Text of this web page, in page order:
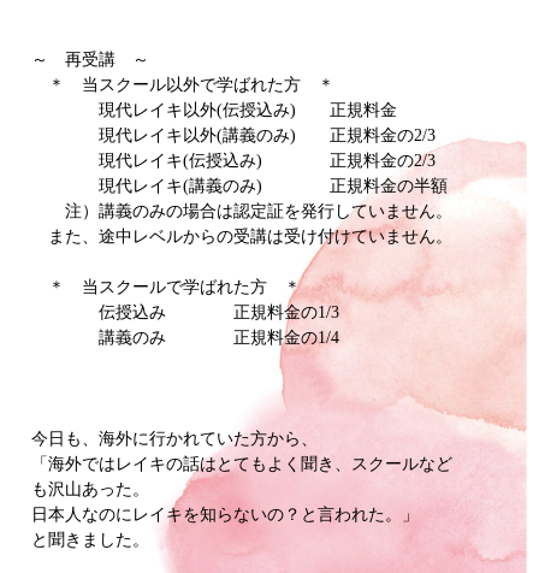
～ 再受講 ～
＊ 当スクール以外で学ばれた方 ＊
現代レイキ以外(伝授込み) 正規料金
現代レイキ以外(講義のみ) 正規料金の2/3
現代レイキ(伝授込み) 正規料金の2/3
現代レイキ(講義のみ) 正規料金の半額
注）講義のみの場合は認定証を発行していません。
また、途中レベルからの受講は受け付けていません。
＊ 当スクールで学ばれた方 ＊
伝授込み 正規料金の1/3
講義のみ 正規料金の1/4
今日も、海外に行かれていた方から、
「海外ではレイキの話はとてもよく聞き、スクールなど
も沢山あった。
日本人なのにレイキを知らないの？と言われた。」
と聞きました。